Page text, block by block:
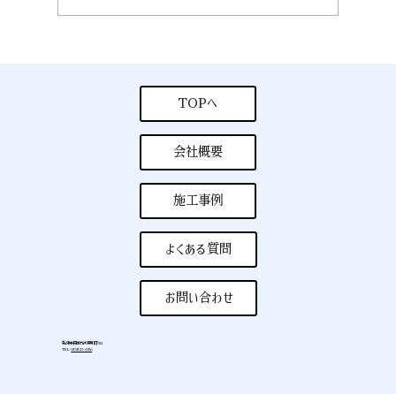
TOPへ
会社概要
施工事例
よくある質問
お問い合わせ
新潟県長岡市河根川町532
TEL0258-27-6926